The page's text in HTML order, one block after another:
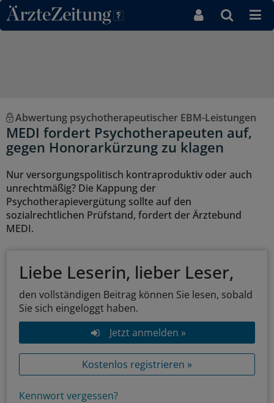
Direkt zum Inhaltsbereich
Abwertung psychotherapeutischer EBM-Leistungen
MEDI fordert Psychotherapeuten auf,
gegen Honorarkürzung zu klagen
Nur versorgungspolitisch kontraproduktiv oder auch
unrechtmäßig? Die Kappung der
Psychotherapievergütung sollte auf den
sozialrechtlichen Prüfstand, fordert der Ärztebund
MEDI.
Liebe Leserin, lieber Leser,
den vollständigen Beitrag können Sie lesen, sobald
Sie sich eingeloggt haben.
Jetzt anmelden »
Kostenlos registrieren »
Kennwort vergessen?